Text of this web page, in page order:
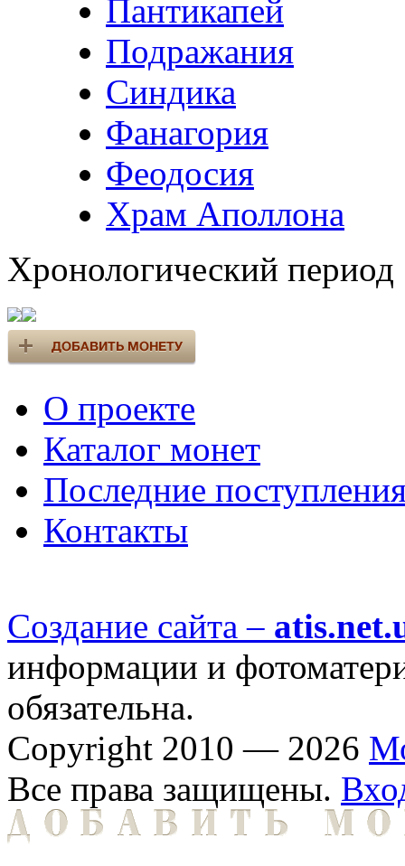
Пантикапей
Подражания
Синдика
Фанагория
Феодосия
Храм Аполлона
Хронологический период
О проекте
Каталог монет
Последние
Контакты
Создание сайта –
информации и
обязательна.
Copyright 2010 — 2026
Все права защищены.